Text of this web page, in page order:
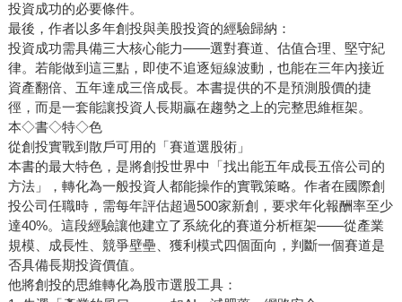
投資成功的必要條件。
最後，作者以多年創投與美股投資的經驗歸納：
投資成功需具備三大核心能力——選對賽道、估值合理、堅守紀
律。若能做到這三點，即使不追逐短線波動，也能在三年內接近
資產翻倍、五年達成三倍成長。本書提供的不是預測股價的捷
徑，而是一套能讓投資人長期贏在趨勢之上的完整思維框架。
本◇書◇特◇色
從創投實戰到散戶可用的「賽道選股術」
本書的最大特色，是將創投世界中「找出能五年成長五倍公司的
方法」，轉化為一般投資人都能操作的實戰策略。作者在國際創
投公司任職時，需每年評估超過500家新創，要求年化報酬率至少
達40%。這段經驗讓他建立了系統化的賽道分析框架——從產業
規模、成長性、競爭壁壘、獲利模式四個面向，判斷一個賽道是
否具備長期投資價值。
他將創投的思維轉化為股市選股工具：